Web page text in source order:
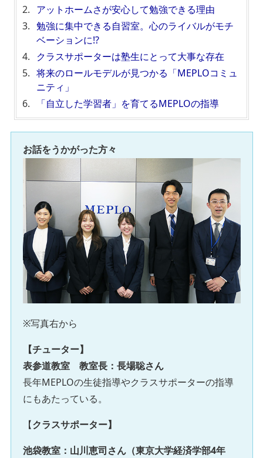
アットホームさが安心して勉強できる理由
勉強に集中できる自習室。心のライバルがモチ
ベーションに!?
クラスサポーターは塾生にとって大事な存在
将来のロールモデルが見つかる「MEPLOコミュ
ニティ」
「自立した学習者」を育てるMEPLOの指導
お話をうかがった方々
※写真右から
【チューター】
表参道教室 教室長：長場聡さん
長年MEPLOの生徒指導やクラスサポーターの指導
にもあたっている。
【クラスサポーター】
池袋教室：山川恵司さん（東京大学経済学部4年